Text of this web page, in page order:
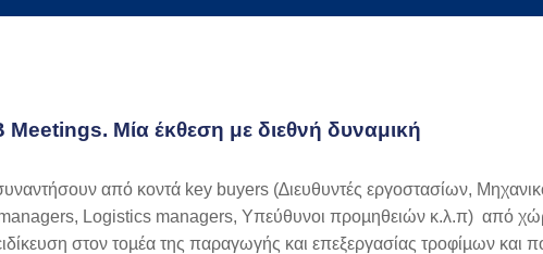
Meetings. Μία έκθεση με διεθνή δυναμική
από κοντά key buyers (∆ιευθυντές εργοστασίων,
Logistics managers, Υπεύθυνοι προµηθειών κ.λ.π) από
στον τοµέα της παραγωγής και επεξεργασίας τροφίµων